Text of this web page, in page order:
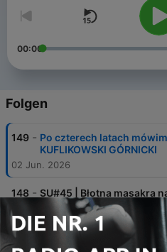
00:00
Folgen
149 - Po czterech latach
KUFLIKOWSKI GÓRNICKI
02 Jun. 2026
148 - SU#45 | Błotna masakra
Premiera goni premierę |
historii
14 Mai 2026